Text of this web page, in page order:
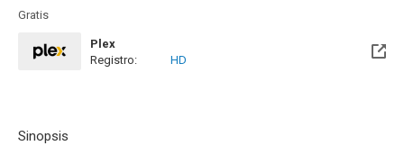
Gratis
Plex
Registro:
HD
Sinopsis